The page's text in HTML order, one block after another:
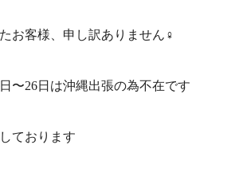
お客様、申し訳ありません‍♀️
〜26日は沖縄出張の為不在です
ております